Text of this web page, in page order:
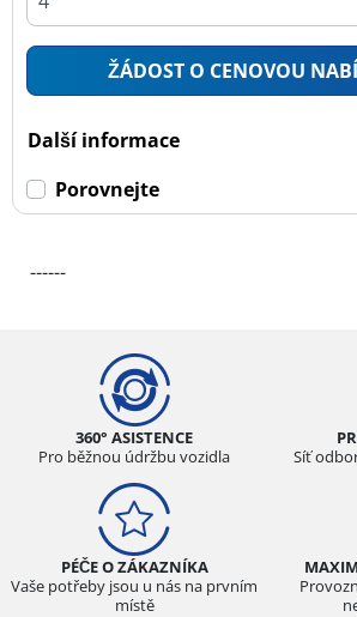
ŽÁDOST O CENOVOU
Další informace
Porovnejte
------
360° ASISTENCE
Pro běžnou údržbu vozidla
Síť
PÉČE O ZÁKAZNÍKA
Vaše potřeby jsou u nás na prvním
místě